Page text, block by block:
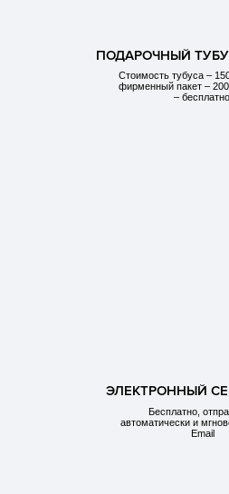
ПОДАРОЧНЫЙ
Стоимость тубуса –
фирменный пакет – 200
– бесплатно.
ЭЛЕКТРОННЫЙ
Бесплатно,
автоматически и
Email